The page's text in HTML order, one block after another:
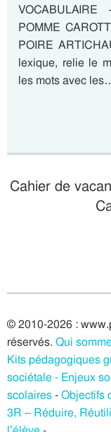
POMME
POIRE
lexique, relie le
les mots avec
Cahier de
© 2010-2026 :
réservés. Qui
Kits pédagogiques
sociétale - Enjeux
scolaires-Objectifs
3R – Réduire,